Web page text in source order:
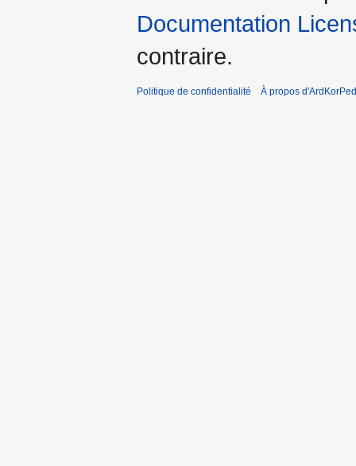
Documentation
contraire.
Politique de confidentialité À propos